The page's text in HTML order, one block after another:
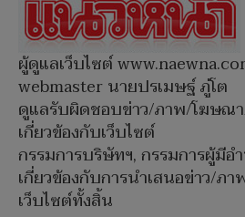
ผู้ดูแลเว็บไซต์
webmaster นายปรเมษฐ์ ภู่โต
ดูแลรับผิดชอบข่าว/ภาพ/โฆษณ
เกี่ยวข้องกับเว็บไซต์
กรรมการบริษัทฯ, กรรมการผู้มีอ
เกี่ยวข้องกับการนำเสนอข่าว/ภ
เว็บไซต์ทั้งสิ้น